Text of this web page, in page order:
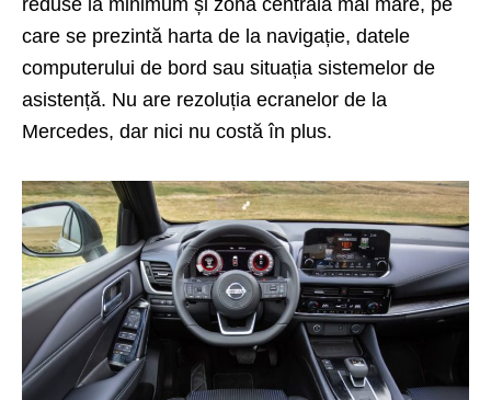
care se prezintă harta de la navigație, datele
computerului de bord sau situația sistemelor de
asistență. Nu are rezoluția ecranelor de la
Mercedes, dar nici nu costă în plus.